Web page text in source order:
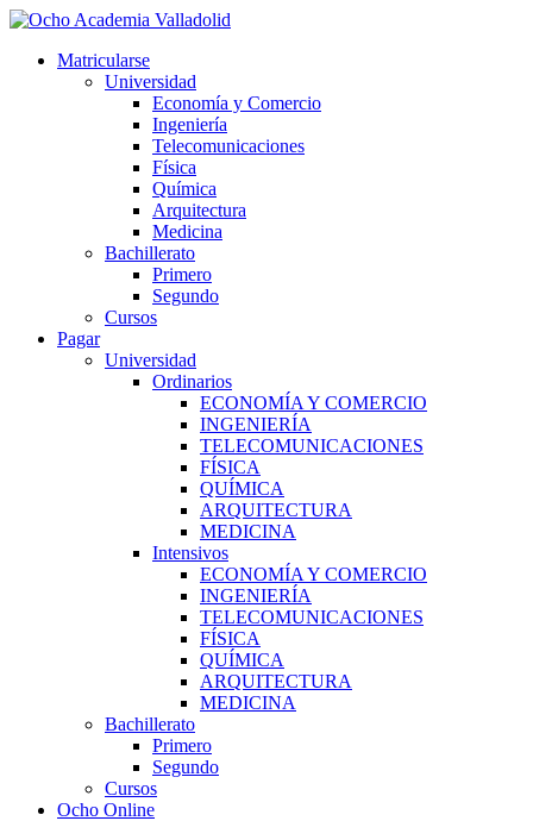
Ir
contenidoMatricularse
Universidad
Economía y Comercio
Ingeniería
Telecomunicaciones
Física
Química
Arquitectura
Medicina
Bachillerato
Primero
Segundo
Cursos
Pagar
Universidad
Ordinarios
ECONOMÍA Y COMERCIO
INGENIERÍA
TELECOMUNICACIONES
FÍSICA
QUÍMICA
ARQUITECTURA
MEDICINA
Intensivos
ECONOMÍA Y COMERCIO
INGENIERÍA
TELECOMUNICACIONES
FÍSICA
QUÍMICA
ARQUITECTURA
MEDICINA
Bachillerato
Primero
Segundo
Cursos
Ocho Online